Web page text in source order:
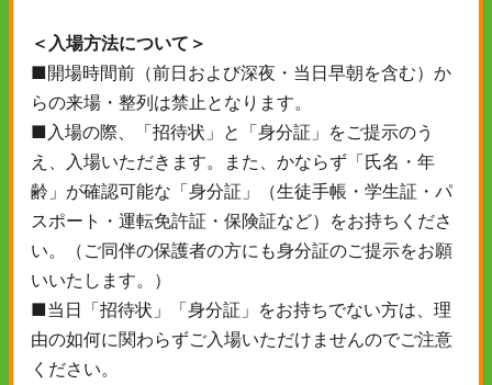
＜入場方法について＞
■開場時間前（前日および深夜・当日早朝を含む）か
らの来場・整列は禁止となります。
■入場の際、「招待状」と「身分証」をご提示のう
え、入場いただきます。また、かならず「氏名・年
齢」が確認可能な「身分証」（生徒手帳・学生証・パ
スポート・運転免許証・保険証など）をお持ちくださ
い。（ご同伴の保護者の方にも身分証のご提示をお願
いいたします。）
■当日「招待状」「身分証」をお持ちでない方は、理
由の如何に関わらずご入場いただけませんのでご注意
ください。